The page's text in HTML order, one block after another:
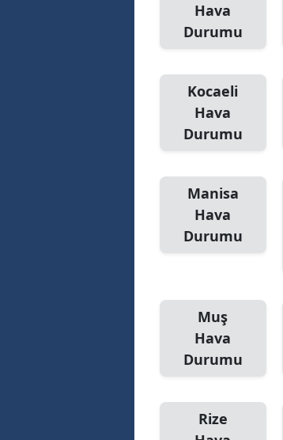
Hava
Durumu
Kocaeli
Hava
Durumu
Manisa
Hava
Durumu
Muş
Hava
Durumu
Rize